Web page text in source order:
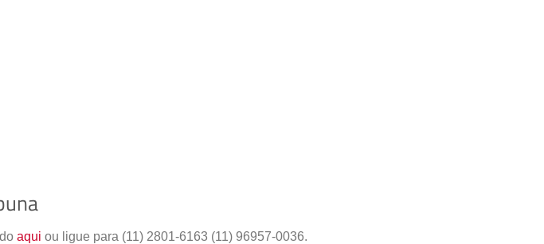
aqui ou ligue para (11) 2801-6163 (11) 96957-0036.